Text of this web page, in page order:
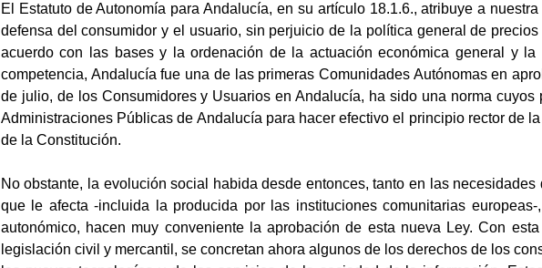
El Estatuto de Autonomía para Andalucía, en su artículo 18.1.6., atribuye a
defensa del consumidor y el usuario, sin perjuicio de la política general de
acuerdo con las bases y la ordenación de la actuación económica general y
competencia, Andalucía fue una de las primeras Comunidades Autónomas en
de julio, de los Consumidores y Usuarios en Andalucía, ha sido una norma
Administraciones Públicas de Andalucía para hacer efectivo el principio rector de
de la Constitución.
No obstante, la evolución social habida desde entonces, tanto en las
que le afecta -incluida la producida por las instituciones comunitarias
autonómico, hacen muy conveniente la aprobación de esta nueva Ley. Con
legislación civil y mercantil, se concretan ahora algunos de los derechos de los